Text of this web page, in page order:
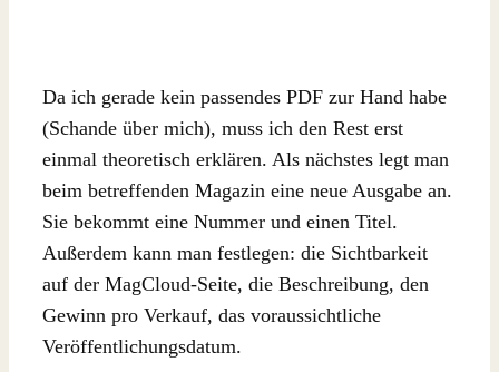
Da ich gerade kein passendes PDF zur Hand habe
(Schande über mich), muss ich den Rest erst
einmal theoretisch erklären. Als nächstes legt man
beim betreffenden Magazin eine neue Ausgabe an.
Sie bekommt eine Nummer und einen Titel.
Außerdem kann man festlegen: die Sichtbarkeit
auf der MagCloud-Seite, die Beschreibung, den
Gewinn pro Verkauf, das voraussichtliche
Veröffentlichungsdatum.